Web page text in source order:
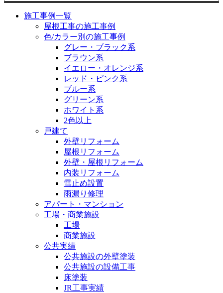
施工事例一覧
屋根工事の施工事例
色/カラー別の施工事例
グレー・ブラック系
ブラウン系
イエロー・オレンジ系
レッド・ピンク系
ブルー系
グリーン系
ホワイト系
2色以上
戸建て
外壁リフォーム
屋根リフォーム
外壁・屋根リフォーム
内装リフォーム
雪止め設置
雨漏り修理
アパート・マンション
工場・商業施設
工場
商業施設
公共実績
公共施設の外壁塗装
公共施設の設備工事
床塗装
JR工事実績